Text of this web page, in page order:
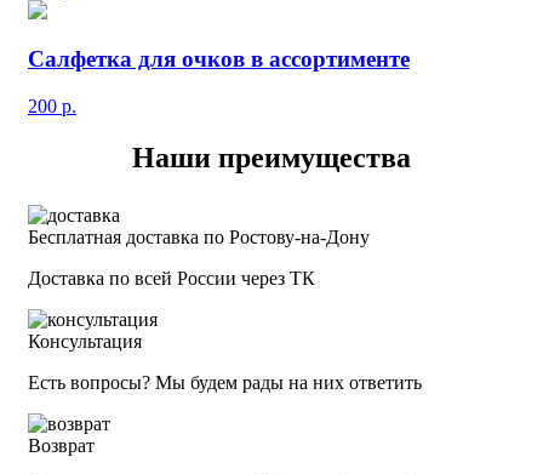
Салфетка для очков в ассортименте
200 р.
Наши преимущества
Бесплатная доставка по Ростову-на-Дону
Доставка по всей России через ТК
Консультация
Есть вопросы? Мы будем рады на них ответить
Возврат